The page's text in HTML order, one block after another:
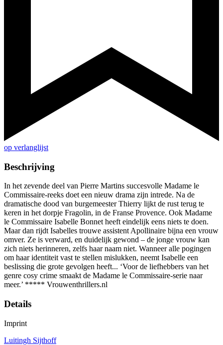
op verlanglijst
Beschrijving
In het zevende deel van Pierre Martins succesvolle Madame le
Commissaire-reeks doet een nieuw drama zijn intrede. Na de
dramatische dood van burgemeester Thierry lijkt de rust terug te
keren in het dorpje Fragolin, in de Franse Provence. Ook Madame
le Commissaire Isabelle Bonnet heeft eindelijk eens niets te doen.
Maar dan rijdt Isabelles trouwe assistent Apollinaire bijna een vrouw
omver. Ze is verward, en duidelijk gewond – de jonge vrouw kan
zich niets herinneren, zelfs haar naam niet. Wanneer alle pogingen
om haar identiteit vast te stellen mislukken, neemt Isabelle een
beslissing die grote gevolgen heeft... ‘Voor de liefhebbers van het
genre cosy crime smaakt de Madame le Commissaire-serie naar
meer.’ ***** Vrouwenthrillers.nl
Details
Imprint
Luitingh Sijthoff